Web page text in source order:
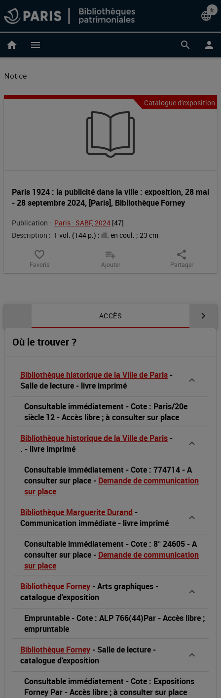
au
contenu
language
de
fr
home menu search person
Notice
publicité
dans
la
ville
:
mai
28
septembre
[Paris],
Bibliothèque
Forney
Catalogue d'exposition
Paris 1924 : la publicité dans la ville : exposition, 28 mai
- 28 septembre 2024, [Paris], Bibliothèque Forney
Publication : Paris : SABF, 2024 [47]
Description : 1 vol. (144 p.) : ill. en coul. ; 23 cm
favorite_border
Favoris
playlist_add
Ajouter
share
Partager
Contenu de la notice
ACCÈS
Où le trouver ?
Bibliothèque historique de la Ville de Paris -
Salle de lecture - livre imprimé
Consultable immédiatement -Cote : Paris/20e
siècle 12 -Accès libre ; à consulter sur place
Bibliothèque historique de la Ville de Paris -
. - livre imprimé
Consultable immédiatement -Cote : 774714 -A
consulter sur place - Demande de communication
sur place
Bibliothèque Marguerite Durand -
Communication immédiate - livre imprimé
Consultable immédiatement -Cote : 8° 24605 -A
consulter sur place - Demande de communication
sur place
Bibliothèque Forney -Arts graphiques -
catalogue d'exposition
Empruntable -Cote : ALP 766(44)Par -Accès libre ;
empruntable
Bibliothèque Forney - Salle de lecture -
catalogue d'exposition
Consultable immédiatement -Cote : Expositions
Forney Par -Accès libre ; à consulter sur place